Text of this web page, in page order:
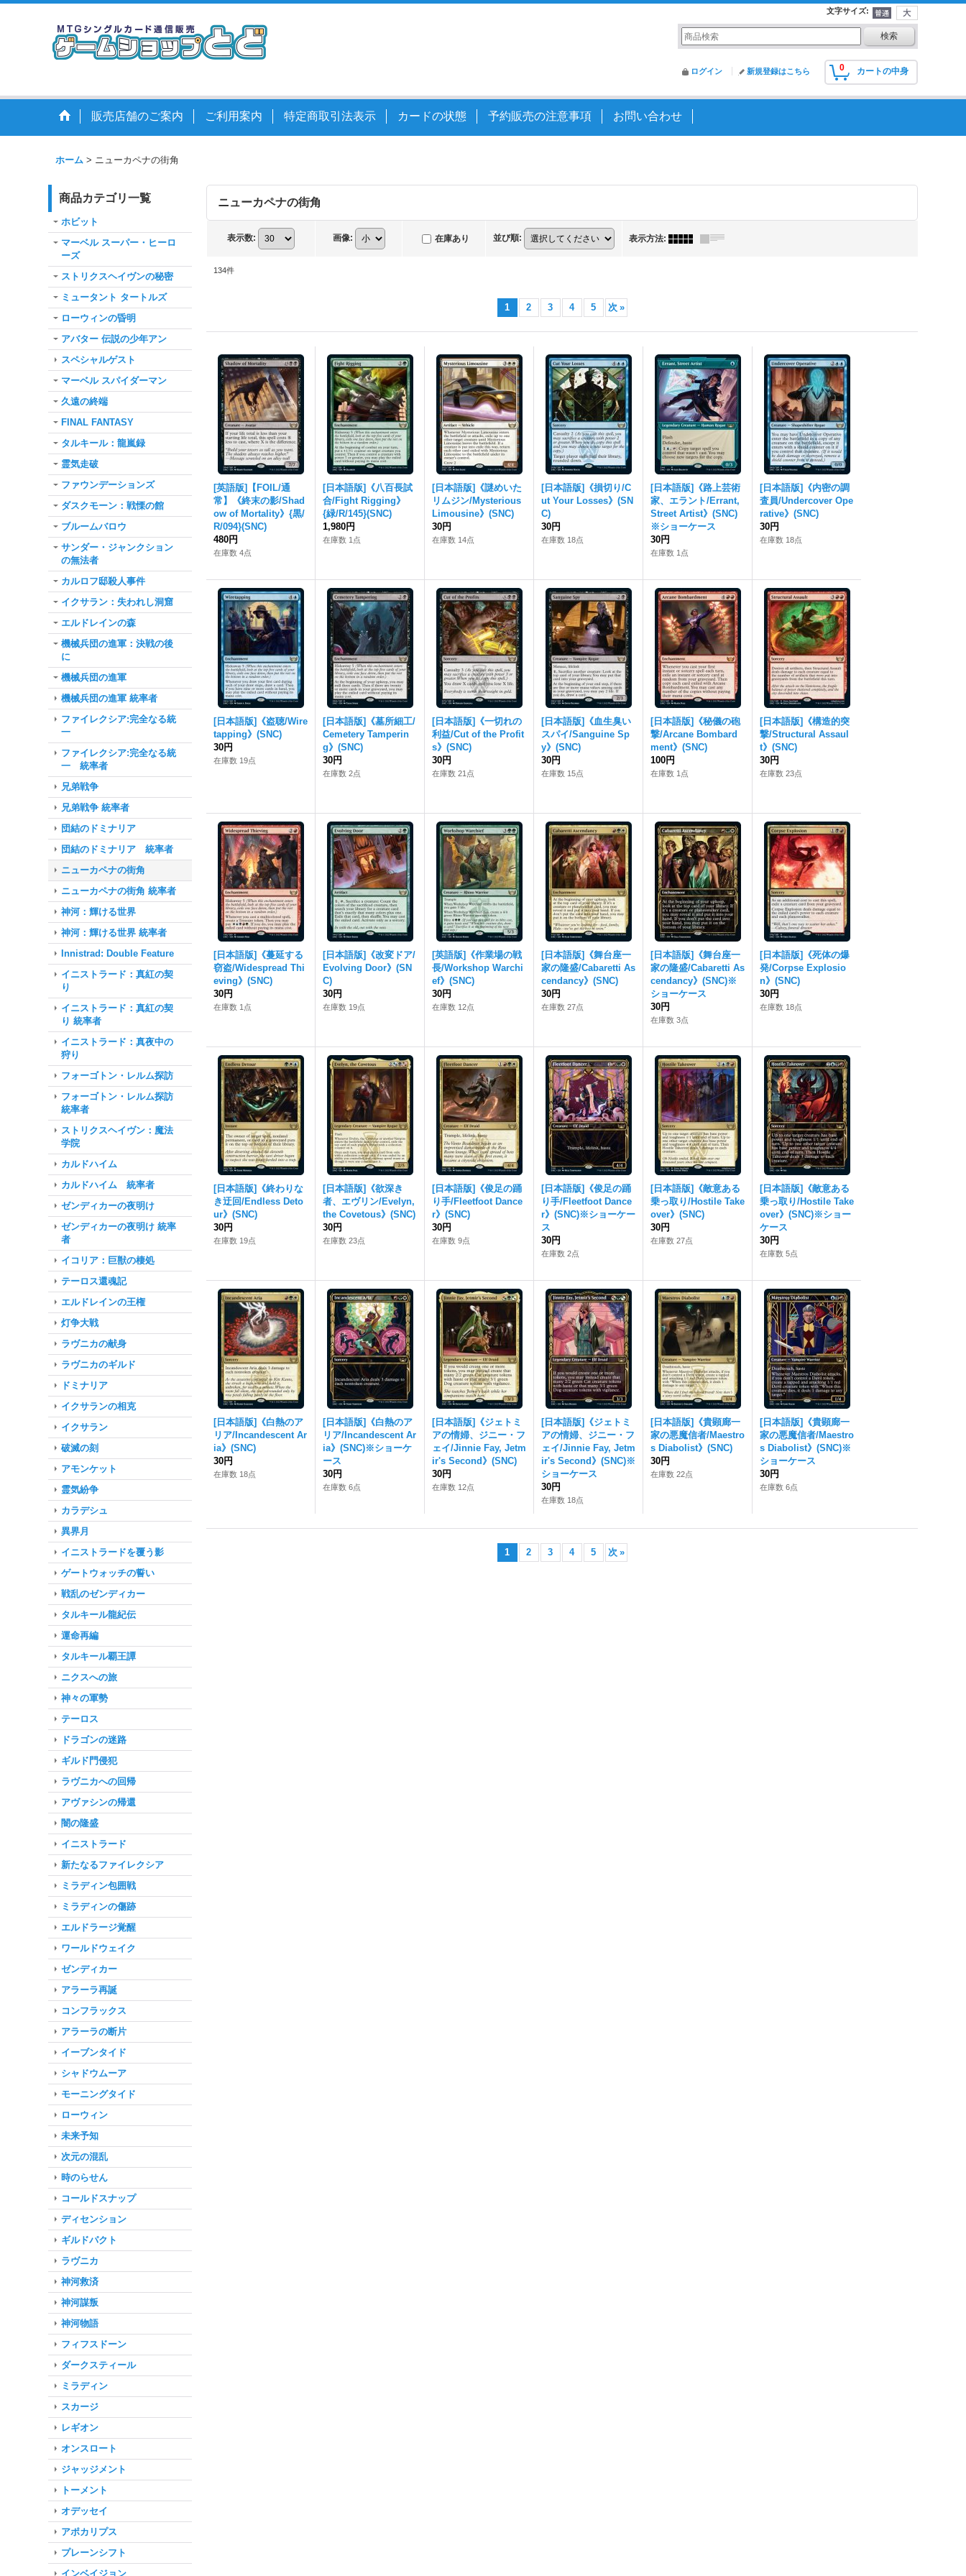
文字サイズ:
0 カートの中身
ログイン 新規登録はこちら
販売店舗のご案内 ご利用案内 特定商取引法表示 カードの状態 予約販売の注意事項 お問い合わせ
ホーム > ニューカペナの街角
商品カテゴリ一覧
ホビット
マーベル スーパー・ヒーロ
ーズ
ストリクスヘイヴンの秘密
ミュータント タートルズ
ローウィンの昏明
アバター 伝説の少年アン
スペシャルゲスト
マーベル スパイダーマン
久遠の終端
FINAL FANTASY
タルキール：龍嵐録
霊気走破
ファウンデーションズ
ダスクモーン：戦慄の館
ブルームバロウ
サンダー・ジャンクション
の無法者
カルロフ邸殺人事件
イクサラン：失われし洞窟
エルドレインの森
機械兵団の進軍：決戦の後
に
機械兵団の進軍
機械兵団の進軍 統率者
ファイレクシア:完全なる統
一
ファイレクシア:完全なる統
一 統率者
兄弟戦争
兄弟戦争 統率者
団結のドミナリア
団結のドミナリア 統率者
ニューカペナの街角
ニューカペナの街角 統率者
神河：輝ける世界
神河：輝ける世界 統率者
Innistrad: Double Feature
イニストラード：真紅の契
り
イニストラード：真紅の契
り 統率者
イニストラード：真夜中の
狩り
フォーゴトン・レルム探訪
フォーゴトン・レルム探訪
統率者
ストリクスヘイヴン：魔法
学院
カルドハイム
カルドハイム 統率者
ゼンディカーの夜明け
ゼンディカーの夜明け 統率
者
イコリア：巨獣の棲処
テーロス還魂記
エルドレインの王権
灯争大戦
ラヴニカの献身
ラヴニカのギルド
ドミナリア
イクサランの相克
イクサラン
破滅の刻
アモンケット
霊気紛争
カラデシュ
異界月
イニストラードを覆う影
ゲートウォッチの誓い
戦乱のゼンディカー
タルキール龍紀伝
運命再編
タルキール覇王譚
ニクスへの旅
神々の軍勢
テーロス
ドラゴンの迷路
ギルド門侵犯
ラヴニカへの回帰
アヴァシンの帰還
闇の隆盛
イニストラード
新たなるファイレクシア
ミラディン包囲戦
ミラディンの傷跡
エルドラージ覚醒
ワールドウェイク
ゼンディカー
アラーラ再誕
コンフラックス
アラーラの断片
イーブンタイド
シャドウムーア
モーニングタイド
ローウィン
未来予知
次元の混乱
時のらせん
コールドスナップ
ディセンション
ギルドパクト
ラヴニカ
神河救済
神河謀叛
神河物語
フィフスドーン
ダークスティール
ミラディン
スカージ
レギオン
オンスロート
ジャッジメント
トーメント
オデッセイ
アポカリプス
プレーンシフト
インベイジョン
ニューカペナの街角
表示数: 画像: 在庫あり 並び順: 表示方法:
134件
1 2 3 4 5 次 »
[英語版]【FOIL/通
常】《終末の影/Shad
ow of Mortality》{黒/
R/094}(SNC)
480円
在庫数 4点
[日本語版]《八百長試
合/Fight Rigging》
{緑/R/145}(SNC)
1,980円
在庫数 1点
[日本語版]《謎めいた
リムジン/Mysterious
Limousine》(SNC)
30円
在庫数 14点
[日本語版]《損切り/C
ut Your Losses》(SN
C)
30円
在庫数 18点
[日本語版]《路上芸術
家、エラント/Errant,
Street Artist》(SNC)
※ショーケース
30円
在庫数 1点
[日本語版]《内密の調
査員/Undercover Ope
rative》(SNC)
30円
在庫数 18点
[日本語版]《盗聴/Wire
tapping》(SNC)
30円
在庫数 19点
[日本語版]《墓所細工/
Cemetery Tamperin
g》(SNC)
30円
在庫数 2点
[日本語版]《一切れの
利益/Cut of the Profit
s》(SNC)
30円
在庫数 21点
[日本語版]《血生臭い
スパイ/Sanguine Sp
y》(SNC)
30円
在庫数 15点
[日本語版]《秘儀の砲
撃/Arcane Bombard
ment》(SNC)
100円
在庫数 1点
[日本語版]《構造的突
撃/Structural Assaul
t》(SNC)
30円
在庫数 23点
[日本語版]《蔓延する
窃盗/Widespread Thi
eving》(SNC)
30円
在庫数 1点
[日本語版]《改変ドア/
Evolving Door》(SN
C)
30円
在庫数 19点
[英語版]《作業場の戦
長/Workshop Warchi
ef》(SNC)
30円
在庫数 12点
[日本語版]《舞台座一
家の隆盛/Cabaretti As
cendancy》(SNC)
30円
在庫数 27点
[日本語版]《舞台座一
家の隆盛/Cabaretti As
cendancy》(SNC)※
ショーケース
30円
在庫数 3点
[日本語版]《死体の爆
発/Corpse Explosio
n》(SNC)
30円
在庫数 18点
[日本語版]《終わりな
き迂回/Endless Deto
ur》(SNC)
30円
在庫数 19点
[日本語版]《欲深き
者、エヴリン/Evelyn,
the Covetous》(SNC)
30円
在庫数 23点
[日本語版]《俊足の踊
り手/Fleetfoot Dance
r》(SNC)
30円
在庫数 9点
[日本語版]《俊足の踊
り手/Fleetfoot Dance
r》(SNC)※ショーケー
ス
30円
在庫数 2点
[日本語版]《敵意ある
乗っ取り/Hostile Take
over》(SNC)
30円
在庫数 27点
[日本語版]《敵意ある
乗っ取り/Hostile Take
over》(SNC)※ショー
ケース
30円
在庫数 5点
[日本語版]《白熱のア
リア/Incandescent Ar
ia》(SNC)
30円
在庫数 18点
[日本語版]《白熱のア
リア/Incandescent Ar
ia》(SNC)※ショーケ
ース
30円
在庫数 6点
[日本語版]《ジェトミ
アの情婦、ジニー・フ
ェイ/Jinnie Fay, Jetm
ir's Second》(SNC)
30円
在庫数 12点
[日本語版]《ジェトミ
アの情婦、ジニー・フ
ェイ/Jinnie Fay, Jetm
ir's Second》(SNC)※
ショーケース
30円
在庫数 18点
[日本語版]《貴顕廊一
家の悪魔信者/Maestro
s Diabolist》(SNC)
30円
在庫数 22点
[日本語版]《貴顕廊一
家の悪魔信者/Maestro
s Diabolist》(SNC)※
ショーケース
30円
在庫数 6点
1 2 3 4 5 次 »